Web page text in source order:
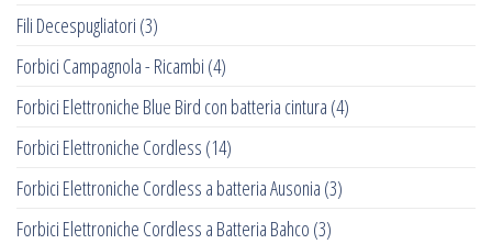
Fili Decespugliatori (3)
Forbici Campagnola - Ricambi (4)
Forbici Elettroniche Blue Bird con batteria cintura (4)
Forbici Elettroniche Cordless (14)
Forbici Elettroniche Cordless a batteria Ausonia (3)
Forbici Elettroniche Cordless a Batteria Bahco (3)